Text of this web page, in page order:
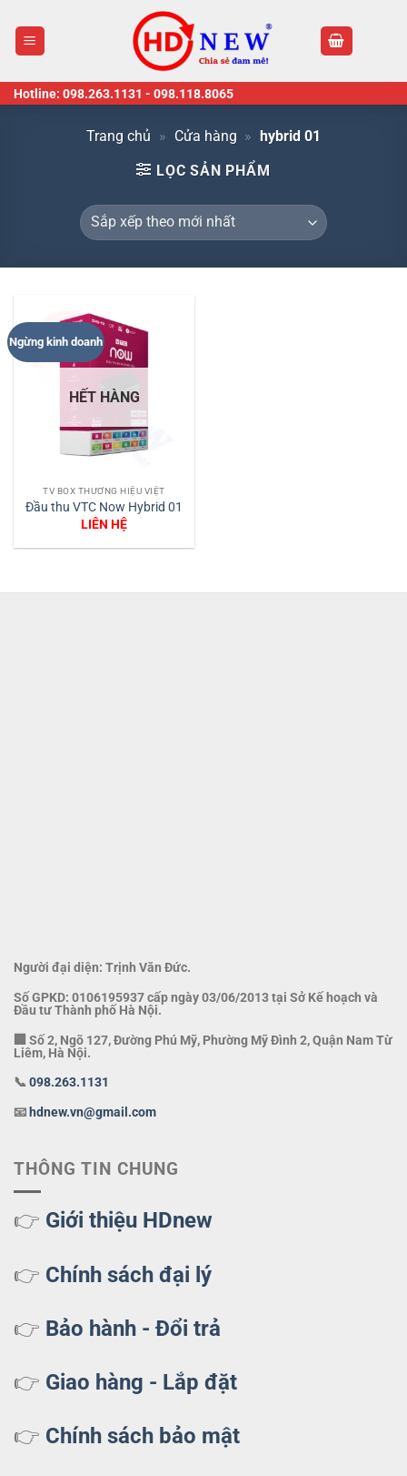
content
Hotline: 098.263.1131 - 098.118.8065
Trang chủ » Cửa hàng » hybrid 01
LỌC SẢN PHẨM
Ngừng kinh doanh
HẾT HÀNG
TV BOX THƯƠNG HIỆU VIỆT
Đầu thu VTC Now Hybrid 01
LIÊN HỆ
Người đại diện: Trịnh Văn Đức.
Số GPKD: 0106195937 cấp ngày 03/06/2013 tại Sở Kế hoạch và
Đầu tư Thành phố Hà Nội.
🏢 Số 2, Ngõ 127, Đường Phú Mỹ, Phường Mỹ Đình 2, Quận Nam Từ
Liêm, Hà Nội.
📞 098.263.1131
📧 hdnew.vn@gmail.com
THÔNG TIN CHUNG
👉 Giới thiệu HDnew
👉 Chính sách đại lý
👉 Bảo hành - Đổi trả
👉 Giao hàng - Lắp đặt
👉 Chính sách bảo mật